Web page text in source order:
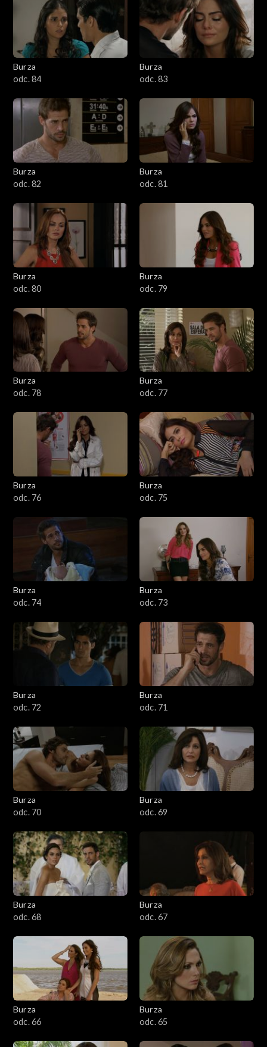
Burza
odc. 84
Burza
odc. 83
Burza
odc. 82
Burza
odc. 81
Burza
odc. 80
Burza
odc. 79
Burza
odc. 78
Burza
odc. 77
Burza
odc. 76
Burza
odc. 75
Burza
odc. 74
Burza
odc. 73
Burza
odc. 72
Burza
odc. 71
Burza
odc. 70
Burza
odc. 69
Burza
odc. 68
Burza
odc. 67
Burza
odc. 66
Burza
odc. 65